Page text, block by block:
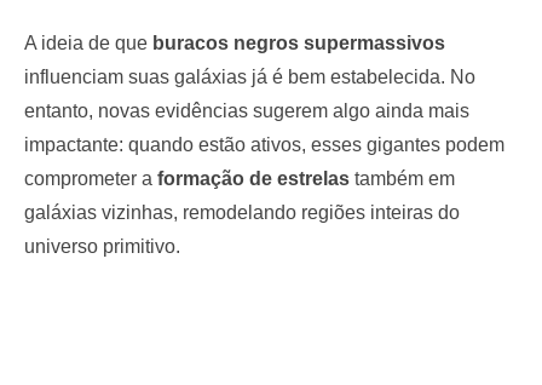
A ideia de que buracos negros supermassivos
influenciam suas galáxias já é bem estabelecida. No
entanto, novas evidências sugerem algo ainda mais
impactante: quando estão ativos, esses gigantes podem
comprometer a formação de estrelas também em
galáxias vizinhas, remodelando regiões inteiras do
universo primitivo.